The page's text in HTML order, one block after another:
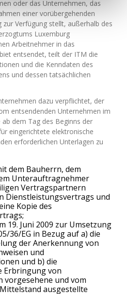
oder das Unternehmen, das
einer vorübergehenden
Verfügung stellt, außerhalb des
Luxemburg
Arbeitnehmer in das
entsendet, teilt der ITM die
und die Kenndaten des
und dessen tatsächlichen
dazu verpflichtet, der
entsendenden Unternehmen im
dem Tag des Beginns der
eingerichtete elektronische
erforderlichen Unterlagen zu
dem Bauherrn, dem
Unterauftragnehmer
Vertragspartnern
Dienstleistungsvertrags und
Kopie des
19. Juni 2009 zur Umsetzung
36/EG in Bezug auf a) die
der Anerkennung von
und
und b) die
Erbringung von
vorgesehene und vom
ausgestellte